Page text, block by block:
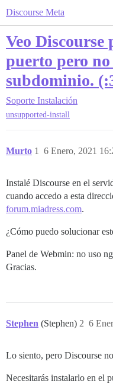
Discourse Meta
Veo Discourse
puerto pero
subdominio.
Soporte Instalación
unsupported-install
Murto 6 Enero, 2021
1
Instalé Discourse en el
cuando accedo a esta
forum.miadress.com.
¿Cómo puedo solucionar
Panel de Webmin: no uso
Gracias.
Stephen (Stephen) 6
2
Lo siento, pero Discourse
Necesitarás instalarlo en el